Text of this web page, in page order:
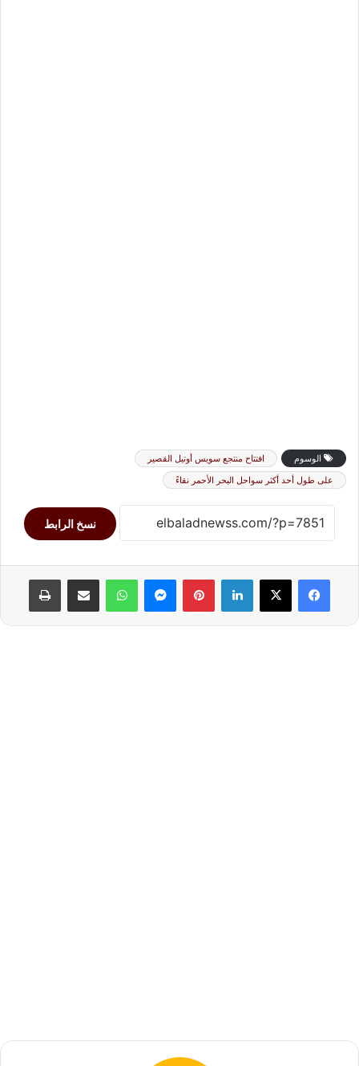
الوسوم
افتتاح منتجع سويس أوتيل القصير
على طول أحد أكثر سواحل البحر الأحمر نقاءً
نسخ الرابط
لينكدإن بينتيريست واتساب